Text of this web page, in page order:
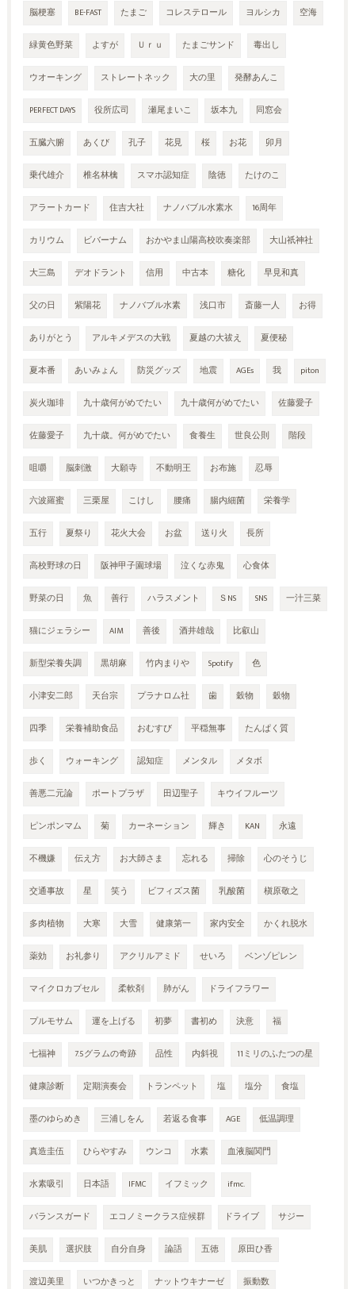
脳梗塞 BE-FAST たまご コレステロール ヨルシカ 空海
緑黄色野菜 よすが Ｕｒｕ たまごサンド 毒出し
ウオーキング ストレートネック 大の里 発酵あんこ
PERFECT DAYS 役所広司 瀬尾まいこ 坂本九 同窓会
五臓六腑 あくび 孔子 花見 桜 お花 卯月
乗代雄介 椎名林檎 スマホ認知症 陰徳 たけのこ
アラートカード 住吉大社 ナノバブル水素水 16周年
カリウム ビバーナム おかやま山陽高校吹奏楽部 大山祇神社
大三島 デオドラント 信用 中古本 糖化 早見和真
父の日 紫陽花 ナノバブル水素 浅口市 斎藤一人 お得
ありがとう アルキメデスの大戦 夏越の大祓え 夏便秘
夏本番 あいみょん 防災グッズ 地震 AGEs 我 piton
炭火珈琲 九十歳何がめでたい 九十歳何がめでたい 佐藤愛子
佐藤愛子 九十歳。何がめでたい 食養生 世良公則 階段
咀嚼 脳刺激 大願寺 不動明王 お布施 忍辱
六波羅蜜 三栗屋 こけし 腰痛 腸内細菌 栄養学
五行 夏祭り 花火大会 お盆 送り火 長所
高校野球の日 阪神甲子園球場 泣くな赤鬼 心食体
野菜の日 魚 善行 ハラスメント ＳNS SNS 一汁三菜
猫にジェラシー AIM 善後 酒井雄哉 比叡山
新型栄養失調 黒胡麻 竹内まりや Spotify 色
小津安二郎 天台宗 プラナロム社 歯 穀物 穀物
四季 栄養補助食品 おむすび 平穏無事 たんぱく質
歩く ウォーキング 認知症 メンタル メタボ
善悪二元論 ポートプラザ 田辺聖子 キウイフルーツ
ピンポンマム 菊 カーネーション 輝き KAN 永遠
不機嫌 伝え方 お大師さま 忘れる 掃除 心のそうじ
交通事故 星 笑う ビフィズス菌 乳酸菌 槇原敬之
多肉植物 大寒 大雪 健康第一 家内安全 かくれ脱水
薬効 お礼参り アクリルアミド せいろ ベンゾピレン
マイクロカプセル 柔軟剤 肺がん ドライフラワー
プルモサム 運を上げる 初夢 書初め 決意 福
七福神 7.5グラムの奇跡 品性 内斜視 11ミリのふたつの星
健康診断 定期演奏会 トランペット 塩 塩分 食塩
墨のゆらめき 三浦しをん 若返る食事 AGE 低温調理
真造圭伍 ひらやすみ ウンコ 水素 血液脳関門
水素吸引 日本語 IFMC イフミック ifmc.
バランスガード エコノミークラス症候群 ドライブ サジー
美肌 選択肢 自分自身 論語 五徳 原田ひ香
渡辺美里 いつかきっと ナットウキナーゼ 振動数